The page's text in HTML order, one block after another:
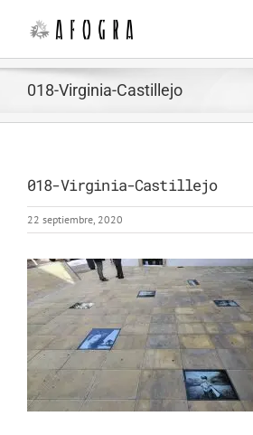
contenido
018-Virginia-Castillejo
018-Virginia-Castillejo
22 septiembre, 2020